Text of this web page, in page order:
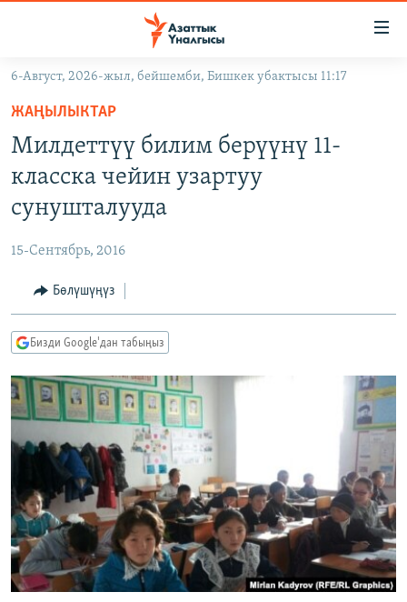
Навигацияга
өтүңүз
Издөөгө
салыңыз
МАДАНИЯТ
ДҮЙНӨ
ТВ ПРОГРАММАЛАР
БҮГҮН АЗАТТЫКТА
ДАНИСТЕ
ЭЖЕ-СИҢДИЛЕР
АЗАТТЫК+
ЫҢГАЙСЫЗ СУРООЛОР
ПОДКАСТ
Русский
ОНЛАЙН ШЕРИНЕ
ЭЕ/АРнун бардык сайттары
6-Август, 2026-жыл, бейшемби, Бишкек убактысы 11:17
ЖАҢЫЛЫКТАР
Милдеттүү билим берүүнү 11-
класска чейин узартуу
сунушталууда
15-Сентябрь, 2016
Бөлүшүңүз
Бизди Google'дан табыңыз